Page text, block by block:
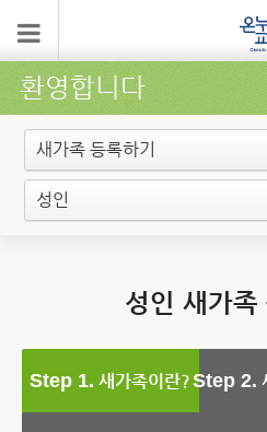
환영합니다
새가족 등록하기
성인
성인 새가족
Step 1. 새가족이란?Step 2.